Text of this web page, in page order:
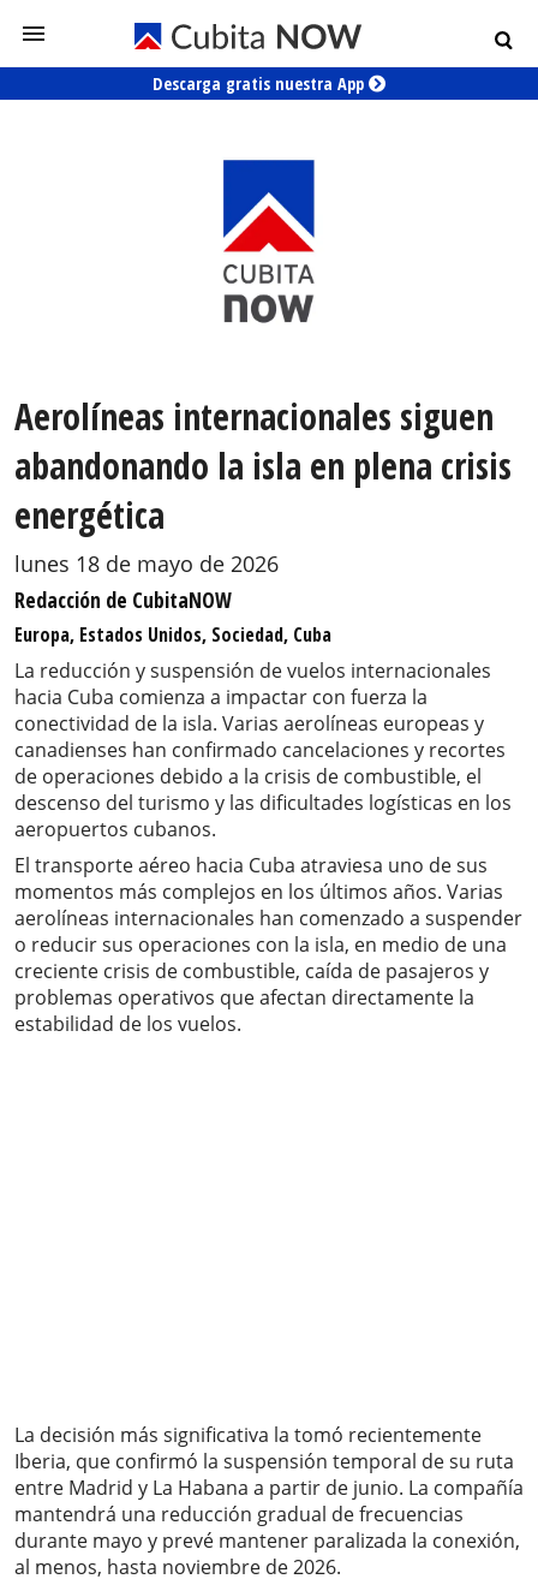
Descarga gratis nuestra App
Aerolíneas internacionales siguen
abandonando la isla en plena crisis
energética
lunes 18 de mayo de 2026
Redacción de CubitaNOW
Europa, Estados Unidos, Sociedad, Cuba
La reducción y suspensión de vuelos internacionales
hacia Cuba comienza a impactar con fuerza la
conectividad de la isla. Varias aerolíneas europeas y
canadienses han confirmado cancelaciones y recortes
de operaciones debido a la crisis de combustible, el
descenso del turismo y las dificultades logísticas en los
aeropuertos cubanos.
El transporte aéreo hacia Cuba atraviesa uno de sus
momentos más complejos en los últimos años. Varias
aerolíneas internacionales han comenzado a suspender
o reducir sus operaciones con la isla, en medio de una
creciente crisis de combustible, caída de pasajeros y
problemas operativos que afectan directamente la
estabilidad de los vuelos.
La decisión más significativa la tomó recientemente
Iberia, que confirmó la suspensión temporal de su ruta
entre Madrid y La Habana a partir de junio. La compañía
mantendrá una reducción gradual de frecuencias
durante mayo y prevé mantener paralizada la conexión,
al menos, hasta noviembre de 2026.